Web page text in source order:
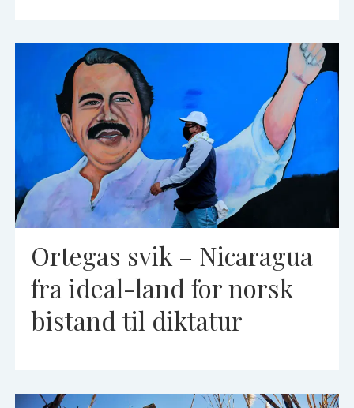
Ortegas svik – Nicaragua
fra ideal-land for norsk
bistand til diktatur